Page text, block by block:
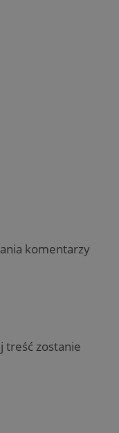
komentarzy
treść zostanie